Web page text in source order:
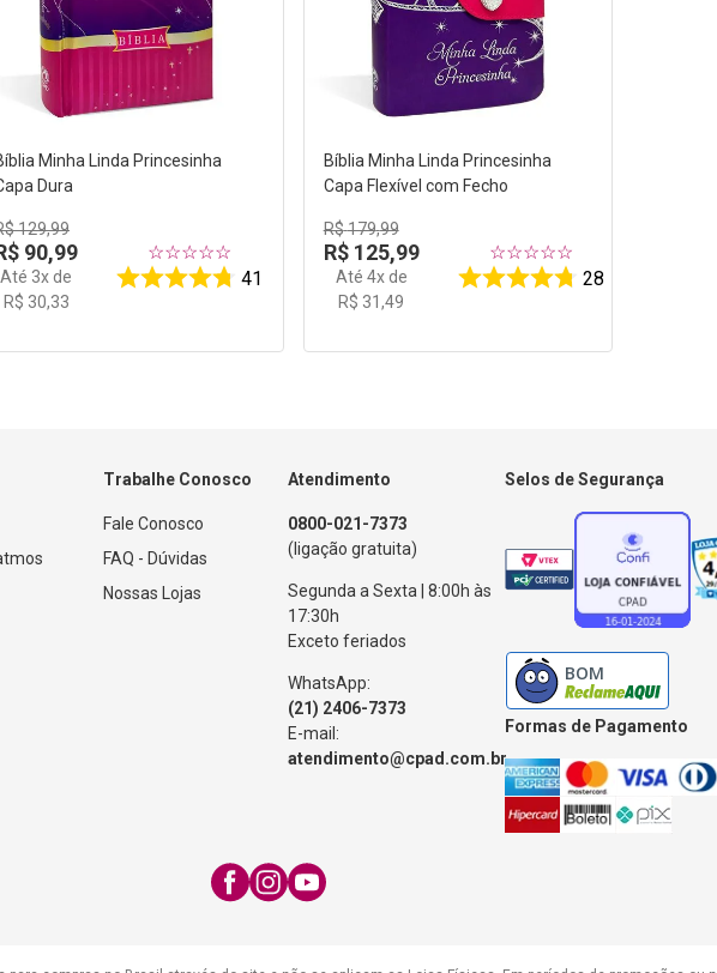
Minha Linda Princesinha
Dura
129,99
90,99
Até 3x de
R$ 30,33
☆☆☆☆☆
41
Bíblia Minha Linda Princesinha
Capa Flexível com Fecho
R$179,99
R$ 125,99
Até 4x de
R$ 31,49
☆☆☆☆☆
28
Trabalhe Conosco
Fale Conosco
FAQ - Dúvidas
Nossas Lojas
Atendimento
0800-021-7373
(ligação gratuita)
Segunda a Sexta | 8:00h às
17:30h
Exceto feriados
WhatsApp:
(21) 2406-7373
E-mail:
atendimento@cpad.com.br
Selos de Segurança
Formas de Pagamento